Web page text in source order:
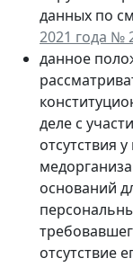
данных по
2021 года №
данное
деле с
отсутствия
оснований
отсутствие